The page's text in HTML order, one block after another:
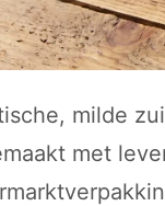
milde
met